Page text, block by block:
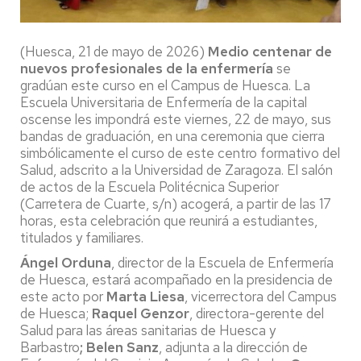
(Huesca, 21 de mayo de 2026) Medio centenar de
nuevos profesionales de la enfermería se
gradúan este curso en el Campus de Huesca. La
Escuela Universitaria de Enfermería de la capital
oscense les impondrá este viernes, 22 de mayo, sus
bandas de graduación, en una ceremonia que cierra
simbólicamente el curso de este centro formativo del
Salud, adscrito a la Universidad de Zaragoza. El salón
de actos de la Escuela Politécnica Superior
(Carretera de Cuarte, s/n) acogerá, a partir de las 17
horas, esta celebración que reunirá a estudiantes,
titulados y familiares.
Ángel Orduna, director de la Escuela de Enfermería
de Huesca, estará acompañado en la presidencia de
este acto por Marta Liesa, vicerrectora del Campus
de Huesca; Raquel Genzor, directora-gerente del
Salud para las áreas sanitarias de Huesca y
Barbastro; Belen Sanz, adjunta a la dirección de